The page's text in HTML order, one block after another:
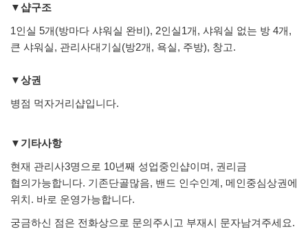
▼샵구조
1인실 5개(방마다 샤워실 완비), 2인실1개, 샤워실 없는 방 4개,
큰 샤워실, 관리사대기실(방2개, 욕실, 주방), 창고.
▼상권
병점 먹자거리샵입니다.
▼기타사항
현재 관리사3명으로 10년째 성업중인샵이며, 권리금
협의가능합니다. 기존단골많음, 밴드 인수인계, 메인중심상권에
위치. 바로 운영가능합니다.
궁금하신 점은 전화상으로 문의주시고 부재시 문자남겨주세요.